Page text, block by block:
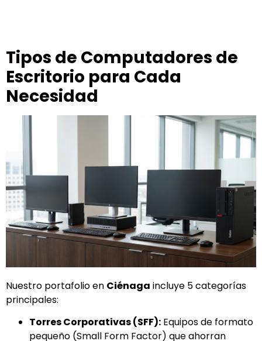
Tipos de Computadores de
Escritorio para Cada
Necesidad
Nuestro portafolio en Ciénaga incluye 5 categorías
principales:
Torres Corporativas (SFF): Equipos de formato
pequeño (Small Form Factor) que ahorran